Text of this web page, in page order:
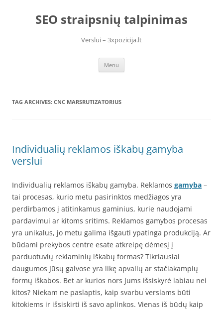
contentSEO straipsnių talpinimas
Verslui – 3xpozicija.lt
Menu
TAG ARCHIVES: CNC MARSRUTIZATORIUS
Individualių reklamos iškabų gamyba
verslui
Individualių reklamos iškabų gamyba. Reklamos gamyba –
tai procesas, kurio metu pasirinktos medžiagos yra
perdirbamos į atitinkamus gaminius, kurie naudojami
pardavimui ar kitoms sritims. Reklamos gamybos procesas
yra unikalus, jo metu galima išgauti ypatinga produkciją. Ar
būdami prekybos centre esate atkreipę dėmesį į
parduotuvių reklaminių iškabų formas? Tikriausiai
daugumos Jūsų galvose yra likę apvalių ar stačiakampių
formų iškabos. Bet ar kurios nors Jums išsiskyrė labiau nei
kitos? Niekam ne paslaptis, kaip svarbu verslams būti
kitokiems ir išsiskirti iš savo aplinkos. Vienas iš būdų kaip